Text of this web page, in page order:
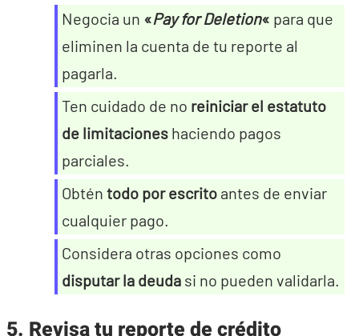
Negocia un «Pay for Deletion« para que
eliminen la cuenta de tu reporte al
pagarla.
Ten cuidado de no reiniciar el estatuto
de limitaciones haciendo pagos
parciales.
Obtén todo por escrito antes de enviar
cualquier pago.
Considera otras opciones como
disputar la deuda si no pueden validarla.
5. Revisa tu reporte de crédito